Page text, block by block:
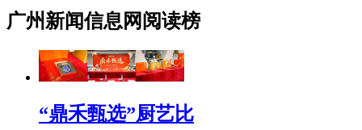
广州新闻信息网阅读榜
“鼎禾甄选”厨艺比